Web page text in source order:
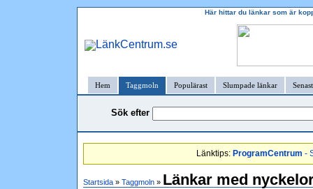
Här hittar du länkar som är
Hem Taggmoln Populärast Slumpade länkar
Sök efter
Länktips: ProgramCentrum -
Startsida » Taggmoln » Länkar med